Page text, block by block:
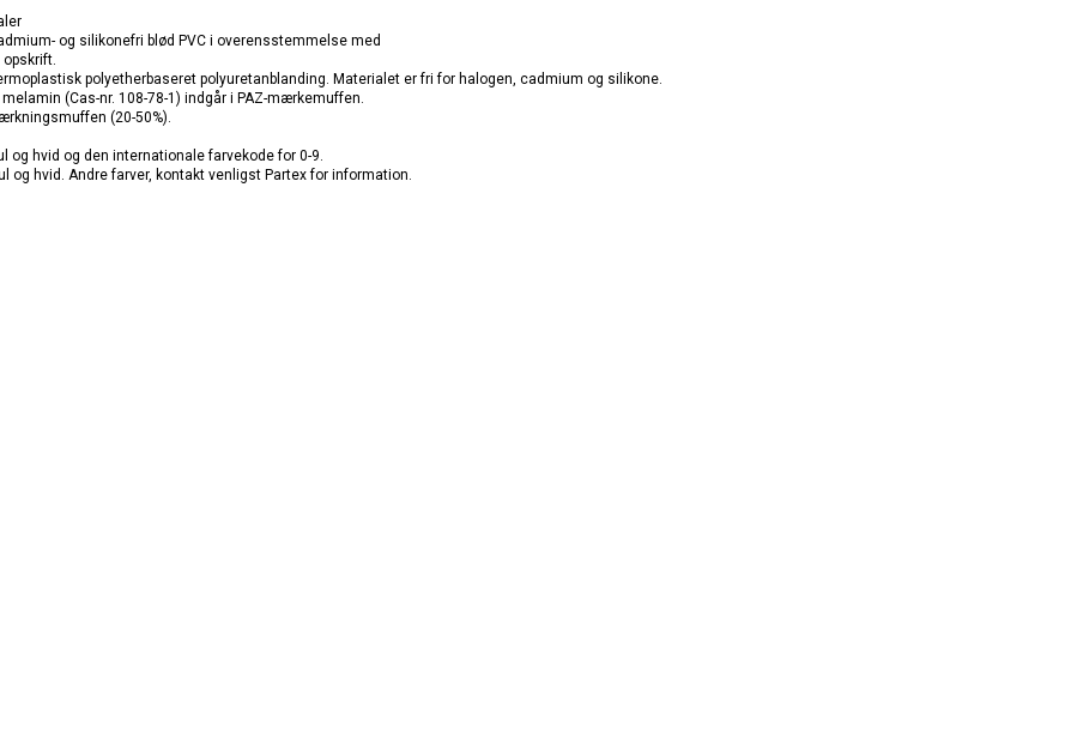
og silikonefri blød PVC i overensstemmelse med
opskrift.
polyetherbaseret polyuretanblanding. Materialet er fri for halogen, cadmium og silikone.
(Cas-nr. 108-78-1) indgår i PAZ-mærkemuffen.
(20-50%).
og hvid og den internationale farvekode for 0-9.
og hvid. Andre farver, kontakt venligst Partex for information.